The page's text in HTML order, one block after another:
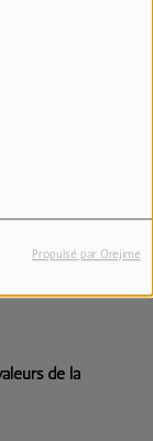
Propulsé par Orejime
de la